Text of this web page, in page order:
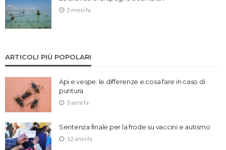
2 mesi fa
ARTICOLI PIÙ POPOLARI
Api e vespe: le differenze e cosa fare in caso di
puntura
3 anni fa
Sentenza finale per la frode su vaccini e autismo
12 anni fa